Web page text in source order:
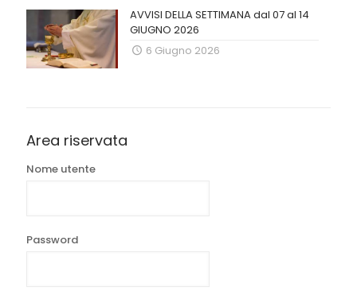
AVVISI DELLA SETTIMANA dal 07 al 14
GIUGNO 2026
6 Giugno 2026
Area riservata
Nome utente
Password